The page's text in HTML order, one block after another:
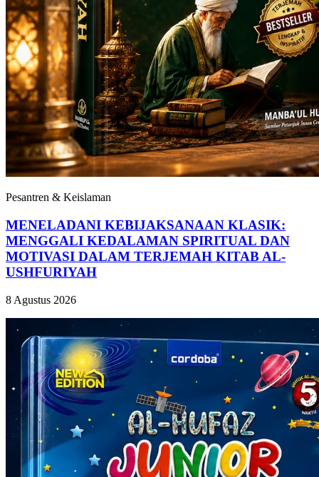
Pesantren & Keislaman
MENELADANI KEBIJAKSANAAN KLASIK:
MENGGALI KEDALAMAN SPIRITUAL DAN
MOTIVASI DALAM TERJEMAH KITAB AL-
USHFURIYAH
8 Agustus 2026